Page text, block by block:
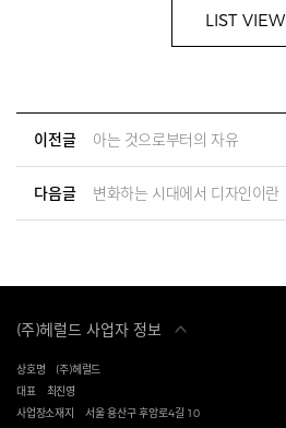
LIST VIEW
이전글 아는 것으로부터의 자유
다음글 변화하는 시대에서 디자인이란
(주)헤럴드 사업자 정보
상호명
(주)헤럴드
대표
최진영
사업장소재지
서울 용산구 후암로4길 10